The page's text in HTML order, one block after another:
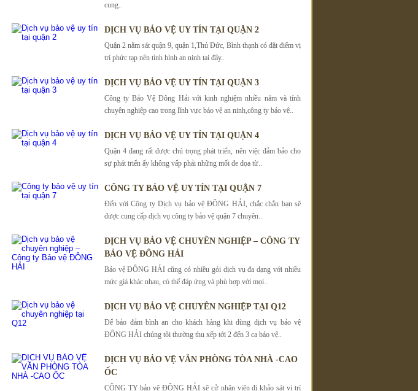
cung..
DỊCH VỤ BẢO VỆ UY TÍN TẠI QUẬN 2
Quận 2 nằm sát quận 9, quận 1,Thủ Đức, Bình thạnh có đặt điểm vị
trí phức tạp nên tình hình an ninh tại đây..
DỊCH VỤ BẢO VỆ UY TÍN TẠI QUẬN 3
Công ty Bảo Vệ Đông Hải với kinh nghiệm nhiều năm và tính
chuyên nghiệp cao trong lĩnh vực bảo vệ an ninh,công ty bảo vệ..
DỊCH VỤ BẢO VỆ UY TÍN TẠI QUẬN 4
Quận 4 đang rất được chú trọng phát triển, nên việc đảm bảo cho
sự phát triển ấy không vấp phải những mối đe dọa từ..
CÔNG TY BẢO VỆ UY TÍN TẠI QUẬN 7
Đến với Công ty Dịch vụ bảo vệ ĐÔNG HẢI, chắc chắn bạn sẽ
được cung cấp dịch vụ công ty bảo vệ quận 7 chuyên..
DỊCH VỤ BẢO VỆ CHUYÊN NGHIỆP – CÔNG TY
BẢO VỆ ĐÔNG HẢI
Bảo vệ ĐÔNG HẢI cũng có nhiều gói dịch vụ đa dạng với nhiều
mức giá khác nhau, có thể đáp ứng và phù hợp với mọi..
DỊCH VỤ BẢO VỆ CHUYÊN NGHIỆP TẠI Q12
Để bảo đảm bình an cho khách hàng khi dùng dịch vụ bảo vệ
ĐÔNG HẢI chúng tôi thường thu xếp tới 2 đến 3 ca bảo vệ..
DỊCH VỤ BẢO VỆ VĂN PHÒNG TÒA NHÀ -CAO
ỐC
CÔNG TY bảo vệ ĐÔNG HẢI sẽ cử nhân viên đi khảo sát vị trí